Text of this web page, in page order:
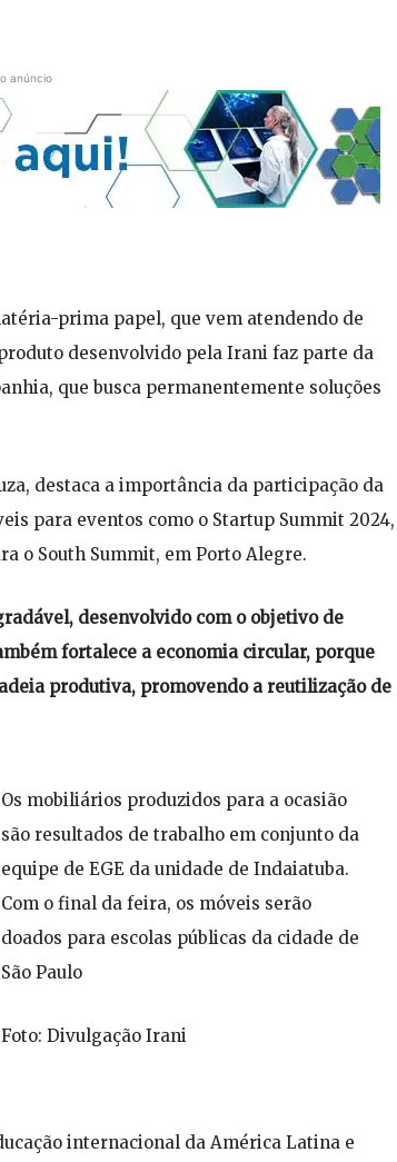
anúncio
prima papel, que vem atendendo de
desenvolvido pela Irani faz parte da
que busca permanentemente soluções
destaca a importância da participação da
para eventos como o Startup Summit 2024,
o South Summit, em Porto Alegre.
desenvolvido com o objetivo de
fortalece a economia circular, porque
produtiva, promovendo a reutilização de
Os mobiliários produzidos para a ocasião
são resultados de trabalho em conjunto da
equipe de EGE da unidade de Indaiatuba.
Com o final da feira, os móveis serão
doados para escolas públicas da cidade de
São Paulo
Foto: Divulgação Irani
internacional da América Latina e